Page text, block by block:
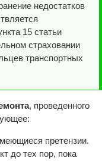
недостатков
15 статьи
страховании
транспортных
, проведенного
претензии.
до тех пор, пока